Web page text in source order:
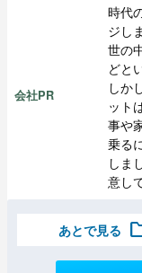
会社PR
時代
ジし
世の
どと
しか
ット
事や
乗る
しま
意し
あとで見る